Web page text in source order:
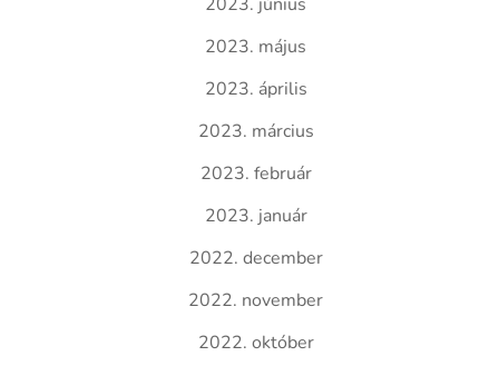
2023. május
2023. április
2023. március
2023. február
2023. január
2022. december
2022. november
2022. október